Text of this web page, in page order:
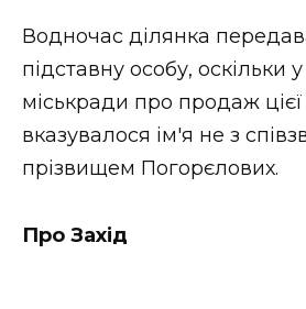
Водночас ділянка
підставну особу, оскільки
міськради про продаж
вказувалося ім'я не з
прізвищем Погорєлових.
Про Захід